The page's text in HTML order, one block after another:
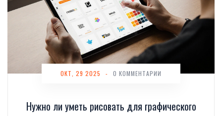
Нужно ли уметь рисовать для графического
ОКТ, 29 2025 - 0 КОММЕНТАРИИ